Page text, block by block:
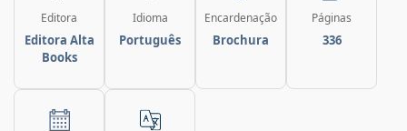
Editora
Editora Alta
Books
Idioma
Português
Encardenação
Brochura
Páginas
336